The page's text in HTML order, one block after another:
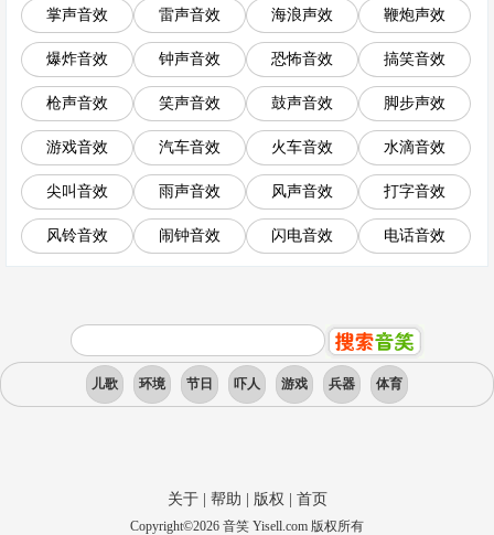
掌声音效 雷声音效 海浪声效 鞭炮声效
爆炸音效 钟声音效 恐怖音效 搞笑音效
枪声音效 笑声音效 鼓声音效 脚步声效
游戏音效 汽车音效 火车音效 水滴音效
尖叫音效 雨声音效 风声音效 打字音效
风铃音效 闹钟音效 闪电音效 电话音效
儿歌 环境 节日 吓人 游戏 兵器 体育
关于| 帮助 版权 首页
Copyright©2026 音笑 Yisell.com 版权所有